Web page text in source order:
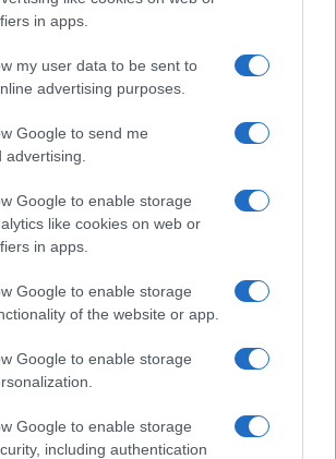
in apps.
my user data to be sent to
advertising purposes.
Google to send me
Google to enable storage
like cookies on web or
in apps.
Google to enable storage
of the website or app.
Google to enable storage
Google to enable storage
including authentication
2026: la fusione perfetta tra
10 Ago 2026
prefinali nazionali a Roma in una